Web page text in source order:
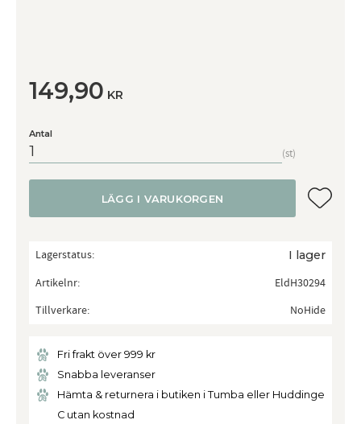
149,90 KR
Antal
st
LÄGG I VARUKORGEN Lägg
Lagerstatus I lager
Artikelnr
EldH30294
Tillverkare
NoHide
Fri frakt över 999 kr
Snabba leveranser
Hämta & returnera i butiken i Tumba eller Huddinge
C utan kostnad